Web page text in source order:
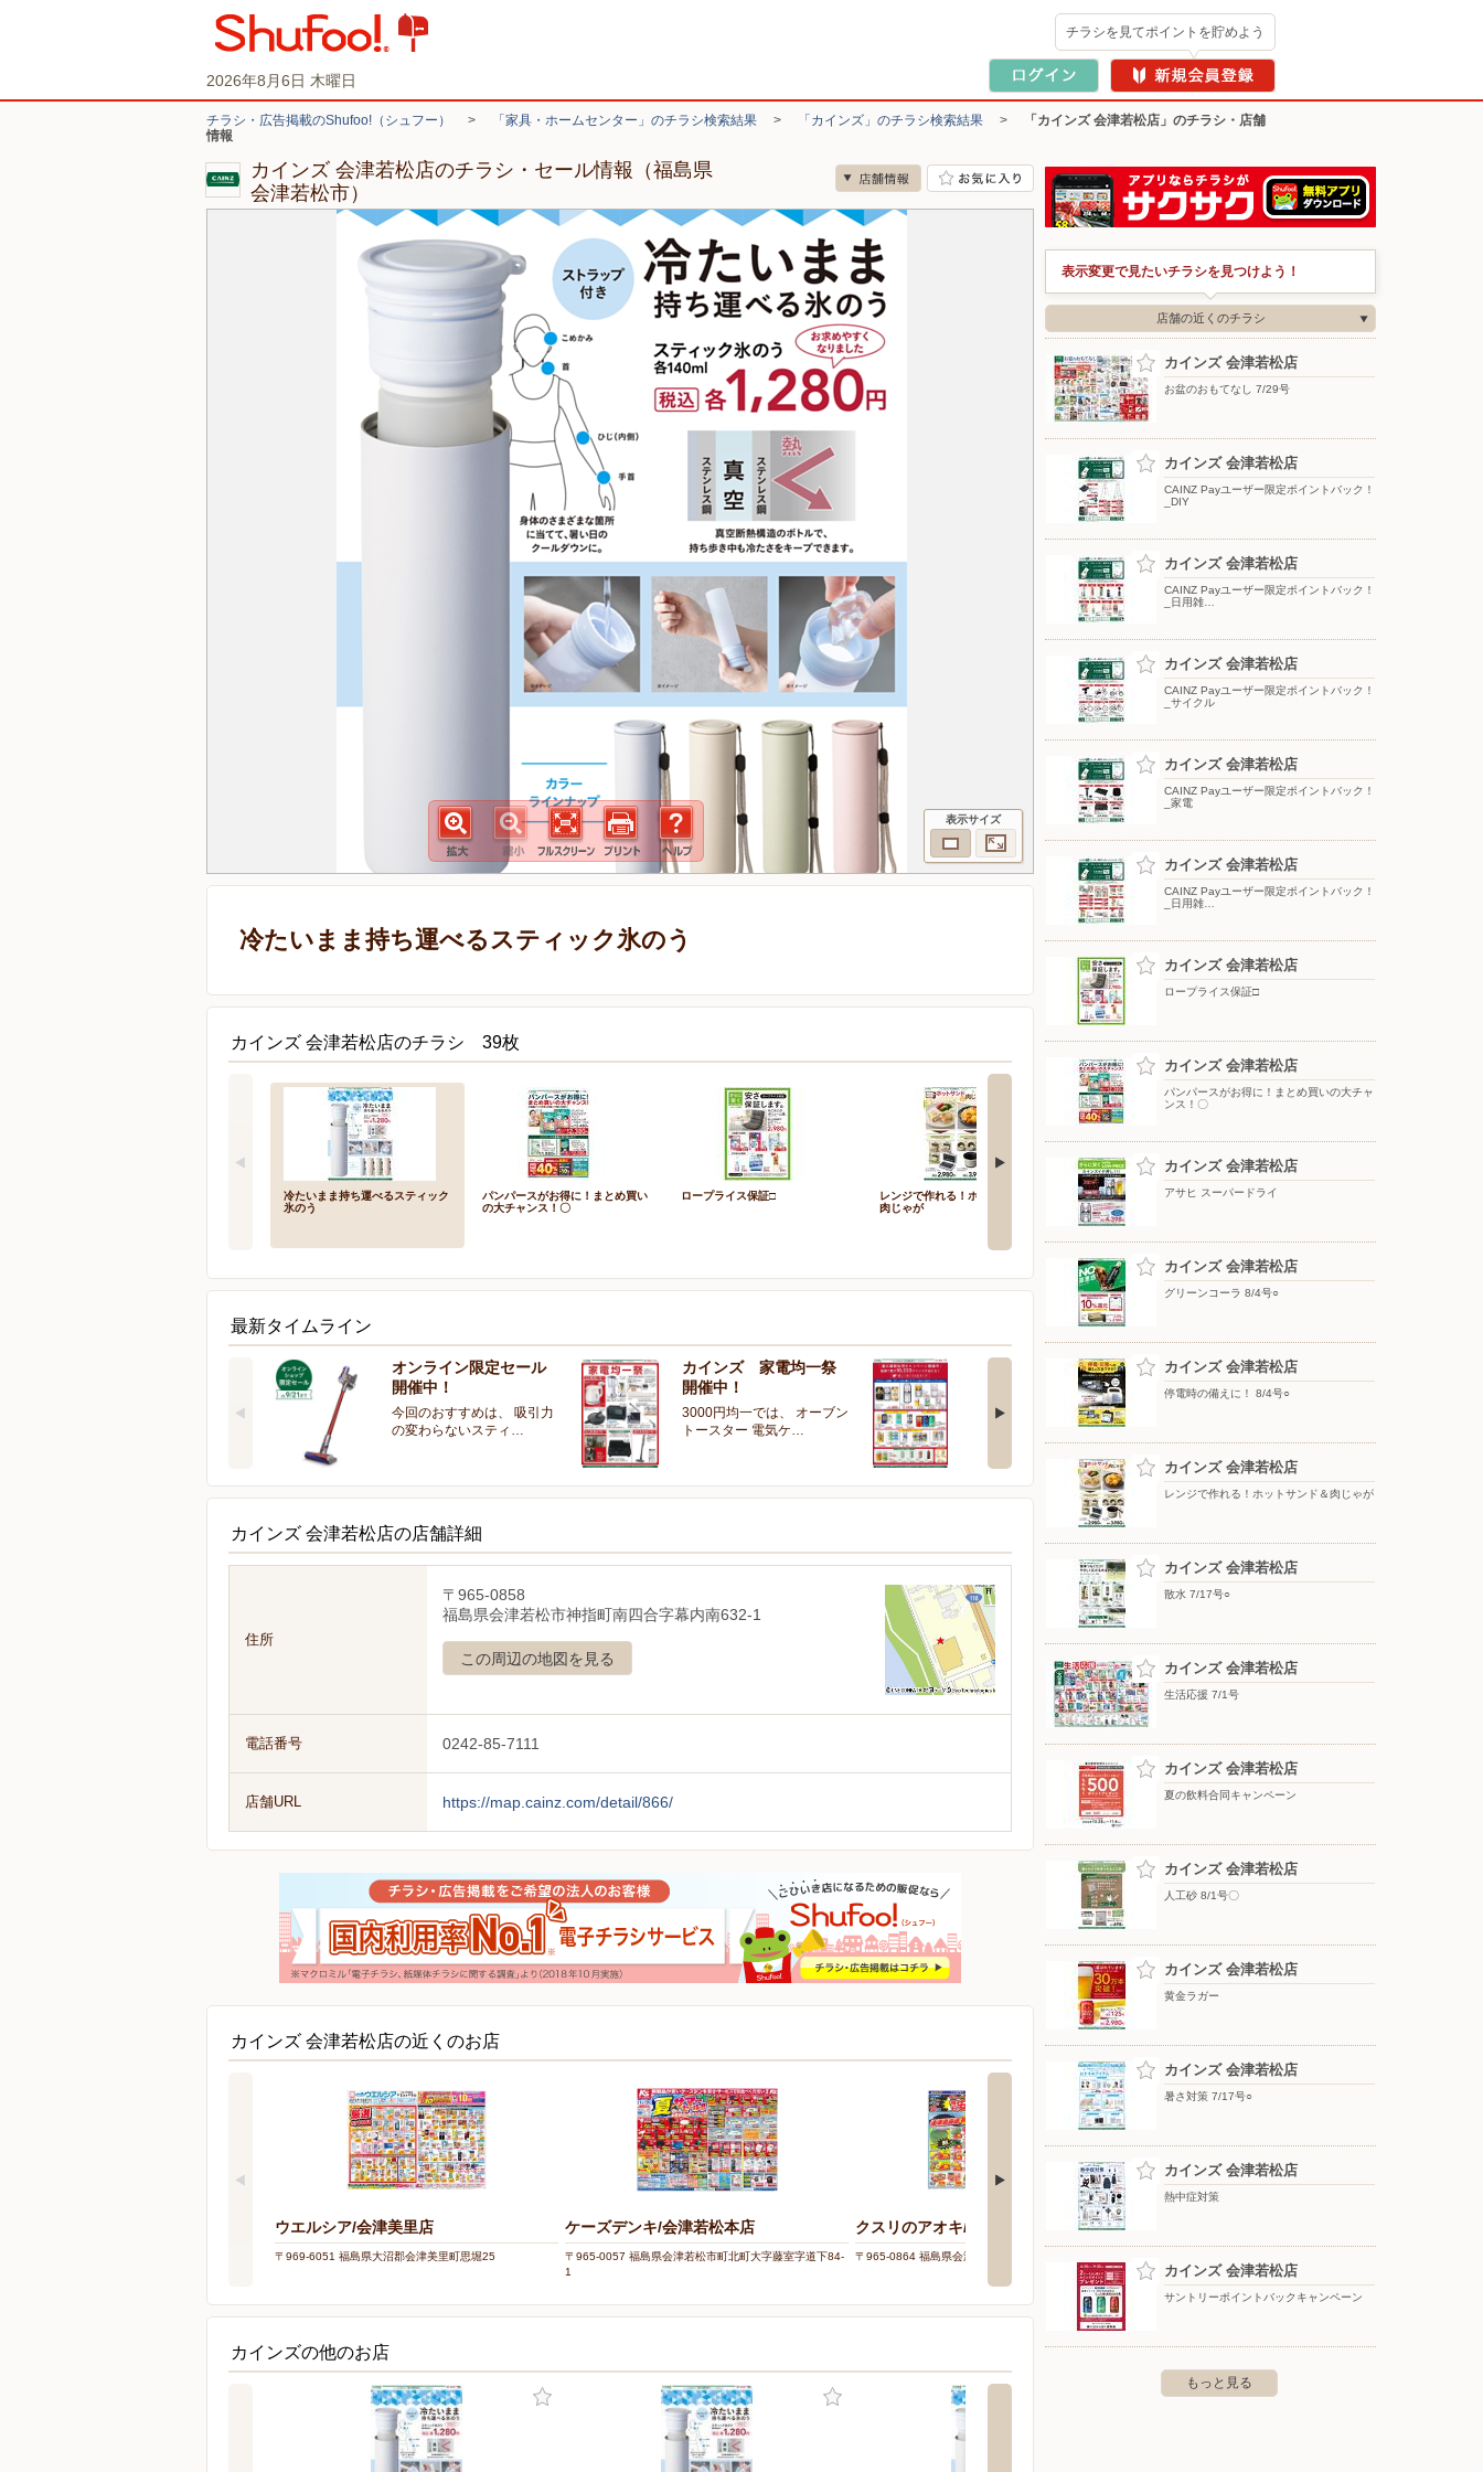
2026年8月6日 木曜日
チラシを見てポイントを貯めよう
チラシ・広告掲載のShufoo!（シュフー） > 「家具・ホームセンター」のチラシ検索結果 > 「カインズ」のチラシ検索結果 >
「カインズ 会津若松店」のチラシ・店舗
情報
カインズ 会津若松店のチラシ・セール情報（福島県
会津若松市）
表示サイズ
冷たいまま持ち運べるスティック氷のう
カインズ 会津若松店のチラシ 39枚
冷たいまま持ち運べるスティック
氷のう
パンパースがお得に！まとめ買い
の大チャンス！〇
ロープライス保証□
レンジで作れる！ホットサンド＆
肉じゃが
黄金ラガー
最新タイムライン
オンライン限定セール
開催中！
今回のおすすめは、 吸引力
の変わらないスティ…
カインズ 家電均一祭
開催中！
3000円均一では、 オーブン
トースター 電気ケ…
夏の酒類合同キャンペ
夏の酒類合同キャンペーン
開催中！ 抽選で最大…
カインズ 会津若松店の店舗詳細
住所
〒965-0858
福島県会津若松市神指町南四合字幕内南632-1
この周辺の地図を見る
電話番号 0242-85-7111
店舗URL https://map.cainz.com/detail/866/
カインズ 会津若松店の近くのお店
ウエルシア/会津美里店
〒969-6051 福島県大沼郡会津美里町思堀25
ケーズデンキ/会津若松本店
〒965-0057 福島県会津若松市町北町大字藤室字道下84-
1
クスリのアオキ/城西町店
〒965-0864 福島県会津若松市城西町8-12
カインズの他のお店
表示変更で見たいチラシを見つけよう！
店舗の近くのチラシ
カインズ 会津若松店
お盆のおもてなし 7/29号
カインズ 会津若松店
CAINZ Payユーザー限定ポイントバック！
_DIY
カインズ 会津若松店
CAINZ Payユーザー限定ポイントバック！
_日用雑…
カインズ 会津若松店
CAINZ Payユーザー限定ポイントバック！
_サイクル
カインズ 会津若松店
CAINZ Payユーザー限定ポイントバック！
_家電
カインズ 会津若松店
CAINZ Payユーザー限定ポイントバック！
_日用雑…
カインズ 会津若松店
ロープライス保証□
カインズ 会津若松店
パンパースがお得に！まとめ買いの大チャ
ンス！〇
カインズ 会津若松店
アサヒ スーパードライ
カインズ 会津若松店
グリーンコーラ 8/4号○
カインズ 会津若松店
停電時の備えに！ 8/4号○
カインズ 会津若松店
レンジで作れる！ホットサンド＆肉じゃが
カインズ 会津若松店
散水 7/17号○
カインズ 会津若松店
生活応援 7/1号
カインズ 会津若松店
夏の飲料合同キャンペーン
カインズ 会津若松店
人工砂 8/1号〇
カインズ 会津若松店
黄金ラガー
カインズ 会津若松店
暑さ対策 7/17号○
カインズ 会津若松店
熱中症対策
カインズ 会津若松店
サントリーポイントバックキャンペーン
もっと見る